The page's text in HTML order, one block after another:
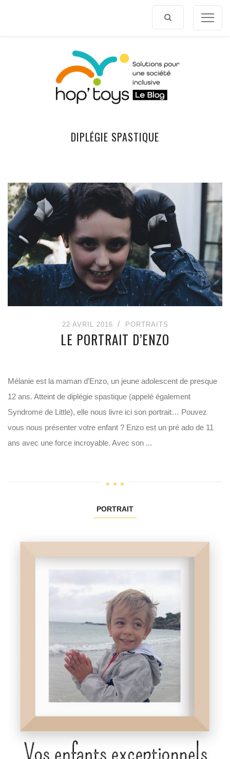
DIPLÉGIE SPASTIQUE
22 AVRIL 2016 PORTRAITS
LE PORTRAIT D’ENZO
Mélanie est la maman d’Enzo, un jeune adolescent de presque
12 ans. Atteint de diplégie spastique (appelé également
Syndrome de Little), elle nous livre ici son portrait… Pouvez
vous nous présenter votre enfant ? Enzo est un pré ado de 11
ans avec une force incroyable. Avec son ...
PORTRAIT